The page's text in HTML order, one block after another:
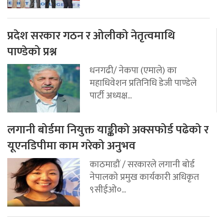
प्रदेश सरकार गठन र ओलीको नेतृत्वमाथि
पाण्डेको प्रश्न
धनगढी/ नेकपा (एमाले) का
महाधिवेशन प्रतिनिधि डेजी पाण्डेले
पार्टी अध्यक्ष...
लगानी बोर्डमा नियुक्त याङ्कीको अक्सफोर्ड पढेको र
यूएनडिपीमा काम गरेको अनुभव
काठमाडौं / सरकारले लगानी बोर्ड
नेपालको प्रमुख कार्यकारी अधिकृत
९सीईओ०...